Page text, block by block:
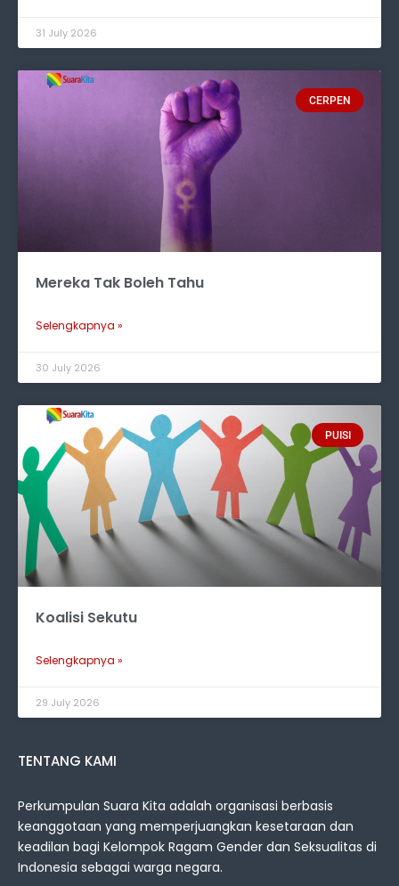
31 July 2026
CERPEN
Mereka Tak Boleh Tahu
Selengkapnya »
30 July 2026
PUISI
Koalisi Sekutu
Selengkapnya »
29 July 2026
TENTANG KAMI
Perkumpulan Suara Kita adalah organisasi berbasis
keanggotaan yang memperjuangkan kesetaraan dan
keadilan bagi Kelompok Ragam Gender dan Seksualitas di
Indonesia sebagai warga negara.